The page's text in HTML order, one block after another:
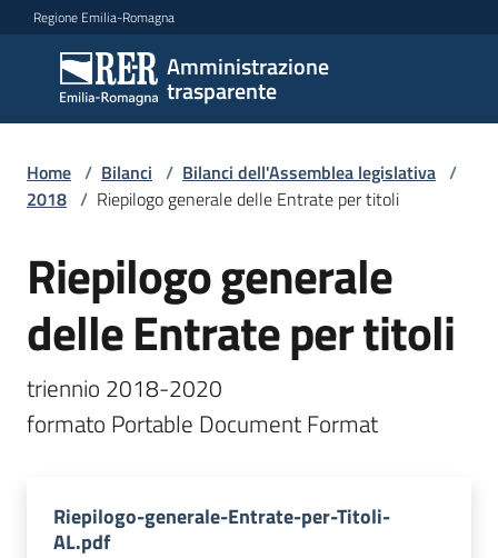
Vai al contenuto
Vai alla navigazione
Vai al footer
Regione Emilia-Romagna
Amministrazione
trasparente
Amministrazione
trasparente
Sottosezioni
Accesso
Home / Bilanci / Bilanci dell'Assemblea legislativa /
2018 / Riepilogo generale delle Entrate per titoli
Riepilogo generale
delle Entrate per titoli
triennio 2018-2020
formato Portable Document Format
Riepilogo-generale-Entrate-per-Titoli-
AL.pdf